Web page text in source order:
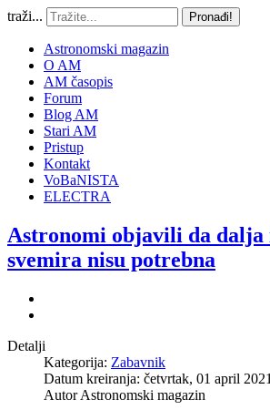
traži... Pronađi!
Astronomski magazin
O AM
AM časopis
Forum
Blog AM
Stari AM
Pristup
Kontakt
VoBaNISTA
ELECTRA
Astronomi objavili da dalja
svemira nisu potrebna
Detalji
Kategorija: Zabavnik
Datum kreiranja: četvrtak, 01 april
AutorAstronomski magazin